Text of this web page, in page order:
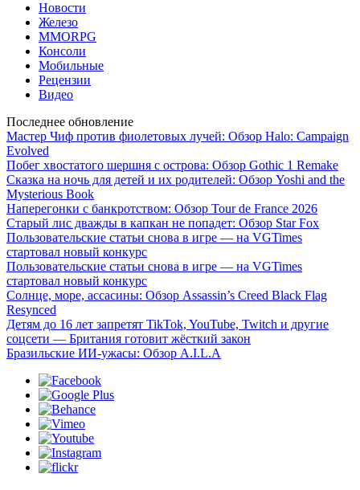
Новости
Железо
MMORPG
Консоли
Мобильные
Рецензии
Видео
Последнее обновление
Мастер Чиф против фиолетовых лучей: Обзор Halo: Campaign
Evolved
Побег хвостатого шершня с острова: Обзор Gothic 1 Remake
Сказка на ночь для детей и их родителей: Обзор Yoshi and the
Mysterious Book
Наперегонки с банкротством: Обзор Tour de France 2026
Старый лис дважды в капкан не попадет: Обзор Star Fox
Пользовательские статьи снова в игре — на VGTimes
стартовал новый конкурс
Пользовательские статьи снова в игре — на VGTimes
стартовал новый конкурс
Солнце, море, ассасины: Обзор Assassin’s Creed Black Flag
Resynced
Детям до 16 лет запретят TikTok, YouTube, Twitch и другие
соцсети — Британия готовит жёсткий закон
Бразильские ИИ-ужасы: Обзор A.I.L.A